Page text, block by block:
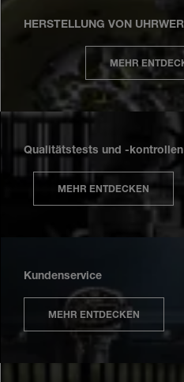
HERSTELLUNG VON
MEHR
Qualitätstests und -kontrollen
MEHR ENTDECKEN
Kundenservice
MEHR ENTDECKEN